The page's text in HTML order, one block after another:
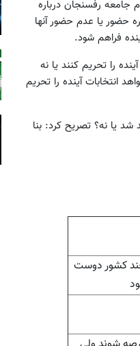
جامعه رفسنجان درباره
حضور یا عدم حضور آنها
فراهم شود.
را تحریم کنند یا نه
انتخابات آینده را تحریم
شد یا نه؟ تصریح کرد: بنا
کشور دوست